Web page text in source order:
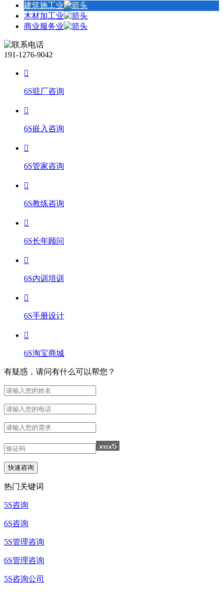
建筑施工业
木材加工业
商业服务业
191-1276-9042
6S驻厂咨询
6S嵌入咨询
6S管家咨询
6S教练咨询
6S长年顾问
6S内训培训
6S手册设计
6S淘宝商城
有疑惑，请问有什么可以帮您？
热门关键词
5S咨询
6S咨询
5S管理咨询
6S管理咨询
5S咨询公司